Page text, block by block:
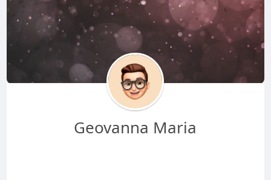
Geovanna Maria